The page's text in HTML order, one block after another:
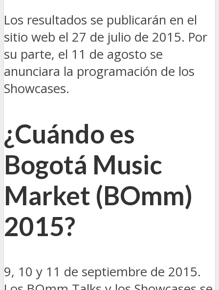
Los resultados se publicarán en el
sitio web el 27 de julio de 2015. Por
su parte, el 11 de agosto se
anunciara la programación de los
Showcases.
¿Cuándo es
Bogotá Music
Market (BOmm)
2015?
9, 10 y 11 de septiembre de 2015.